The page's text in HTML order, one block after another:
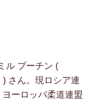
ル プーチン (
) さん。現ロシア連
ーロッパ柔道連盟